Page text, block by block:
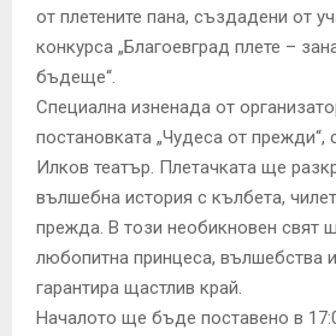
от плетените пана, създадени от
конкурса „Благоевград плете –
бъдеще“.
Специална изненада от
постановката „Чудеса от прежди“,
Илков театър. Плетачката ще
вълшебна история с кълбета,
прежда. В този необикновен свят
любопитна принцеса, вълшебства
гарантира щастлив край.
Началото ще бъде поставено в